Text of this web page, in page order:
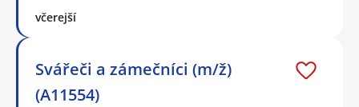
včerejší
Svářeči a zámečníci (m/ž)
(A11554)